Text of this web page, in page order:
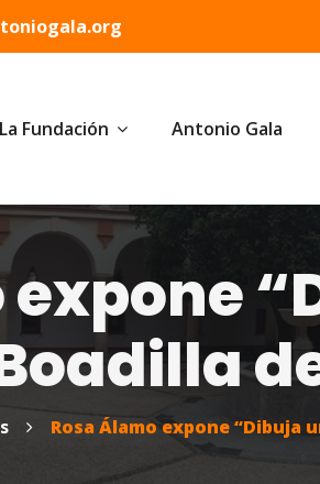
La Fundación Antonio Gala
Rosa Álamo expone “Dibuja